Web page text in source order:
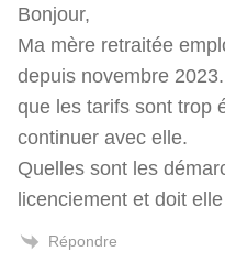
Bonjour,
Ma mère retraitée
depuis novembre
que les tarifs sont trop
continuer avec elle.
Quelles sont les
licenciement et doit
Répondre